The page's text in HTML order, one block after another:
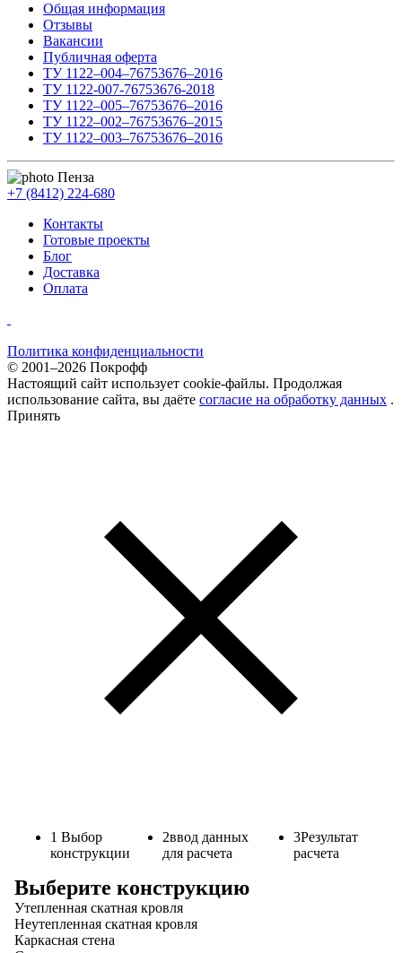
Общая информация
Отзывы
Вакансии
Публичная оферта
ТУ 1122–004–76753676–2016
ТУ 1122-007-76753676-2018
ТУ 1122–005–76753676–2016
ТУ 1122–002–76753676–2015
ТУ 1122–003–76753676–2016
Пенза
+7 (8412) 224-680
Контакты
Готовые проекты
Блог
Доставка
Оплата
Политика конфиденциальности
© 2001–2026 Покрофф
Настоящий сайт использует cookie-файлы. Продолжая
использование сайта, вы даёте согласие на обработку данных .
Принять